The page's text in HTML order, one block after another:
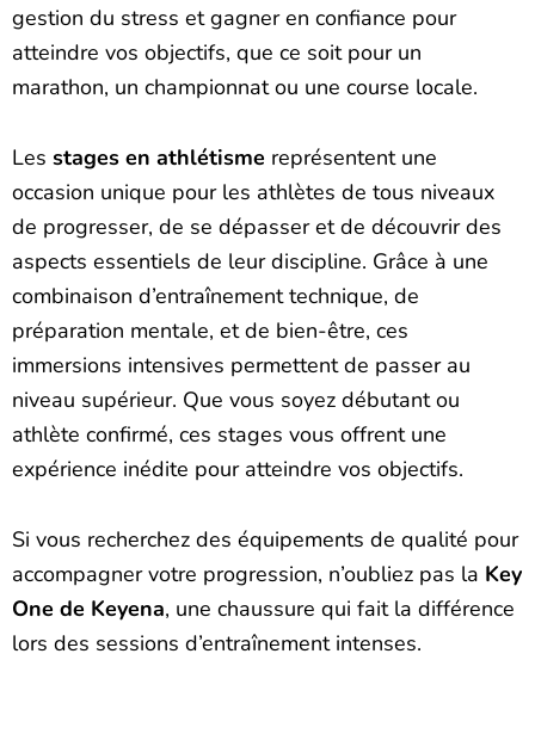
gestion du stress et gagner en confiance pour
atteindre vos objectifs, que ce soit pour un
marathon, un championnat ou une course locale.
Les stages en athlétisme représentent une
occasion unique pour les athlètes de tous niveaux
de progresser, de se dépasser et de découvrir des
aspects essentiels de leur discipline. Grâce à une
combinaison d’entraînement technique, de
préparation mentale, et de bien-être, ces
immersions intensives permettent de passer au
niveau supérieur. Que vous soyez débutant ou
athlète confirmé, ces stages vous offrent une
expérience inédite pour atteindre vos objectifs.
Si vous recherchez des équipements de qualité pour
accompagner votre progression, n’oubliez pas la Key
One de Keyena, une chaussure qui fait la différence
lors des sessions d’entraînement intenses.